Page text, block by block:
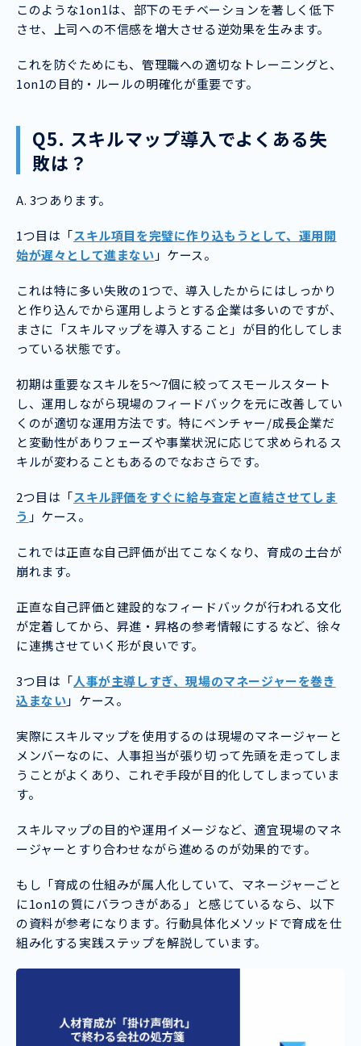
このような1on1は、部下のモチベーションを著しく低下
させ、上司への不信感を増大させる逆効果を生みます。
これを防ぐためにも、管理職への適切なトレーニングと、
1on1の目的・ルールの明確化が重要です。
Q5. スキルマップ導入でよくある失
敗は？
A. 3つあります。
1つ目は「スキル項目を完璧に作り込もうとして、運用開
始が遅々として進まない 」ケース。
これは特に多い失敗の1つで、導入したからにはしっかり
と作り込んでから運用しようとする企業は多いのですが、
まさに「スキルマップを導入すること」が目的化してしま
っている状態です。
初期は重要なスキルを5〜7個に絞ってスモールスタート
し、運用しながら現場のフィードバックを元に改善してい
くのが適切な運用方法です。特にベンチャー/成長企業だ
と変動性がありフェーズや事業状況に応じて求められるス
キルが変わることもあるのでなおさらです。
2つ目は「スキル評価をすぐに給与査定と直結させてしま
う 」ケース。
これでは正直な自己評価が出てこなくなり、育成の土台が
崩れます。
正直な自己評価と建設的なフィードバックが行われる文化
が定着してから、昇進・昇格の参考情報にするなど、徐々
に連携させていく形が良いです。
3つ目は「人事が主導しすぎ、現場のマネージャーを巻き
込まない」ケース。
実際にスキルマップを使用するのは現場のマネージャーと
メンバーなのに、人事担当が張り切って先頭を走ってしま
うことがよくあり、これぞ手段が目的化してしまっていま
す。
スキルマップの目的や運用イメージなど、適宜現場のマネ
ージャーとすり合わせながら進めるのが効果的です。
もし「育成の仕組みが属人化していて、マネージャーごと
に1on1の質にバラつきがある」と感じているなら、以下
の資料が参考になります。行動具体化メソッドで育成を仕
組み化する実践ステップを解説しています。